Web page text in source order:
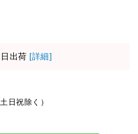
出荷 [詳細]
日祝除く）